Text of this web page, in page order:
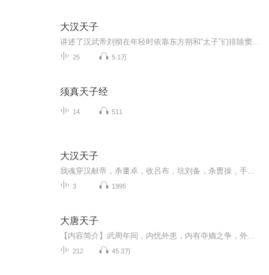
大汉天子
25 5.1万
须真天子经
14 511
大汉天子
3 1995
大唐天子
212 45.3万